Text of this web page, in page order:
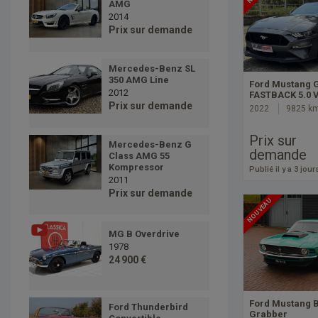
AMG
2014
Prix sur demande
Mercedes-Benz SL
350 AMG Line
2012
Prix sur demande
Mercedes-Benz G
Class AMG 55
Kompressor
2011
Prix sur demande
MG B Overdrive
1978
24 900 €
Ford Thunderbird
Ford Mustang
FASTBACK 5.0
2022 9825
Prix sur
demande
Publié il y a 3
NOUVEAU
Ford Mustang
Grabber